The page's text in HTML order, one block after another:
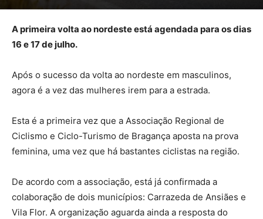
A primeira volta ao nordeste está agendada para os dias
16 e 17 de julho.
Após o sucesso da volta ao nordeste em masculinos,
agora é a vez das mulheres irem para a estrada.
Esta é a primeira vez que a Associação Regional de
Ciclismo e Ciclo-Turismo de Bragança aposta na prova
feminina, uma vez que há bastantes ciclistas na região.
De acordo com a associação, está já confirmada a
colaboração de dois municípios: Carrazeda de Ansiães e
Vila Flor. A organização aguarda ainda a resposta do